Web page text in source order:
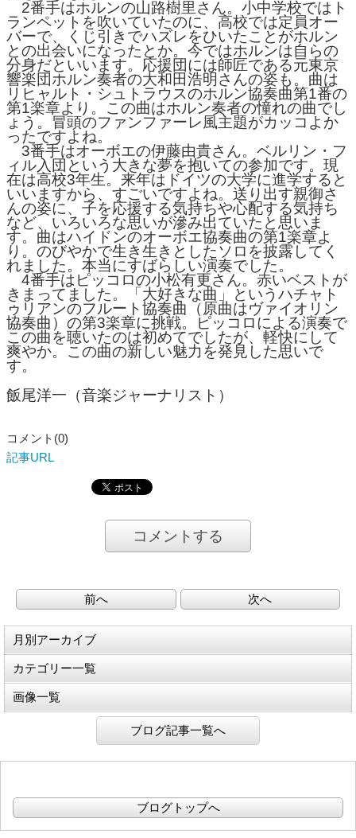
2番手はホルンの山路樹里さん。小中学校ではト
ランペットを吹いていたのに、高校では定員オー
バーで、くじ引きでハズレをひいたことがホルン
との出会いになったとか。今ではホルンは自らの
分身だといいます。応援団には師匠である元東京
響楽団ホルン奏者の大和田浩明さんの姿も。曲は
リヒャルト・シュトラウスのホルン協奏曲第1番の
第1楽章より。この曲はホルン奏者の憧れの曲でし
ょう。冒頭のファンファーレ風主題がカッコよか
ったですよね。
3番手はオーボエの伊藤由貴さん。ベルリン・フ
ィル入団という大きな夢を抱いての参加です。現
在は高校3年生。来年はドイツの大学に進学すると
いいますから、すごいですよね。送り出す親御さ
んの姿に、子を応援する気持ちや心配する気持ち
など、いろいろな思いが滲み出ていたと思いま
す。曲はハイドンのオーボエ協奏曲の第1楽章よ
り。のびやかで生き生きとしたソロを披露してく
れました。本当にすばらしい演奏でした。
4番手はピッコロの小松有更さん。赤いベストが
きまってました。「大好きな曲」というハチャト
ゥリアンのフルート協奏曲（原曲はヴァイオリン
協奏曲）の第3楽章に挑戦。ピッコロによる演奏で
この曲を聴いたのは初めてでしたが、軽快にして
爽やか。この曲の新しい魅力を発見した思いで
す。
飯尾洋一（音楽ジャーナリスト）
コメント(0)
記事URL
コメントする
前へ 次へ
月別アーカイブ
カテゴリー一覧
画像一覧
ブログ記事一覧へ
ブログトップへ